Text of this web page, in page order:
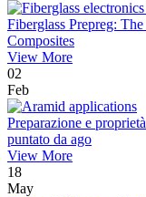
Fiberglass Prepreg:
Composites
View More
02
Feb
Preparazione e
puntato da ago
View More
18
May